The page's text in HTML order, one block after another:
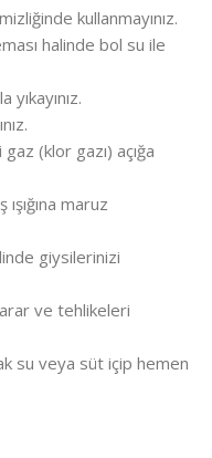
kullanmayınız.
halinde bol su ile
(klor gazı) açığa
maruz
giysilerinizi
ve tehlikeleri
su veya süt içip hemen